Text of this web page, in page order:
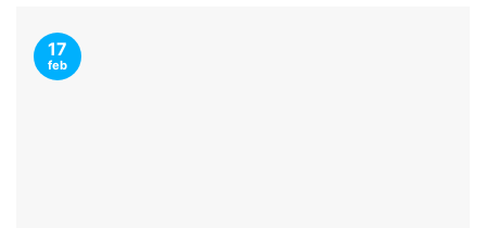
17
feb